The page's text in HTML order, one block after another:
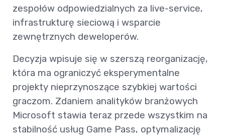
zespołów odpowiedzialnych za live-service,
infrastrukturę sieciową i wsparcie
zewnętrznych deweloperów.
Decyzja wpisuje się w szerszą reorganizację,
która ma ograniczyć eksperymentalne
projekty nieprzynoszące szybkiej wartości
graczom. Zdaniem analityków branżowych
Microsoft stawia teraz przede wszystkim na
stabilność usług Game Pass, optymalizację